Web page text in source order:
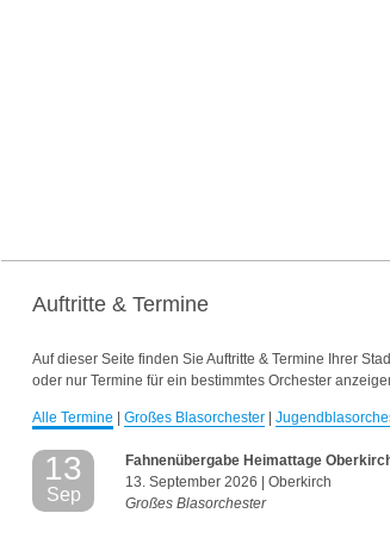
Jahre
Stadtmusik
Auftritte & Termine
Auf dieser Seite finden Sie Auftritte & Termine Ihrer
oder nur Termine für ein bestimmtes Orchester
Alle Termine Großes Blasorchester
13
Sep
Fahnenübergabe Heimattage
13. September 2026 | Oberkirch
Großes Blasorchester